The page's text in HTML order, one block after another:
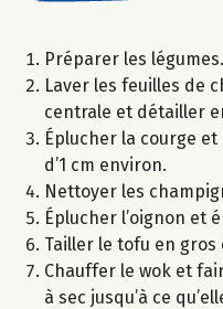
Préparer les légumes.
Laver les feuilles de
centrale et détailler
Éplucher la courge
d’1 cm environ.
Nettoyer les
Éplucher l’oignon et
Tailler le tofu en gros
Chauffer le wok et
à sec jusqu’à ce